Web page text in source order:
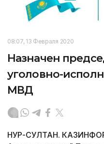
08:07, 13 Февраля 2020
Назначен
уголовно-
МВД
НУР-СУЛТАН.